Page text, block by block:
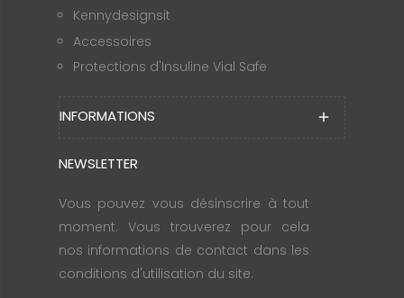
Kennydesignsit
Accessoires
Protections d'Insuline Vial Safe
INFORMATIONS add
NEWSLETTER
Vous pouvez vous désinscrire à tout
moment. Vous trouverez pour cela
nos informations de contact dans les
conditions d'utilisation du site.